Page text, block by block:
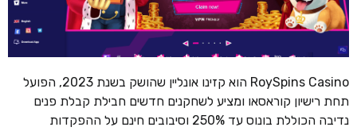
RoySpins Casino הוא קזינו אונליין שהושק בשנת 2023, הפועל
תחת רישיון קוראסאו ומציע לשחקנים חדשים חבילת קבלת פנים
נדיבה הכוללת בונוס עד 250% וסיבובים חינם על ההפקדות